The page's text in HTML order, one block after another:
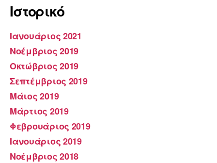
Ιστορικό
Ιανουάριος 2021
Νοέμβριος 2019
Οκτώβριος 2019
Σεπτέμβριος 2019
Μάιος 2019
Μάρτιος 2019
Φεβρουάριος 2019
Ιανουάριος 2019
Νοέμβριος 2018